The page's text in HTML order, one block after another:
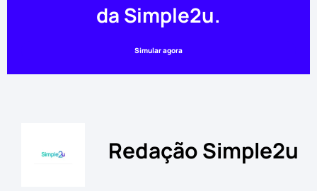
da Simple2u.
Simular agora
Redação Simple2u